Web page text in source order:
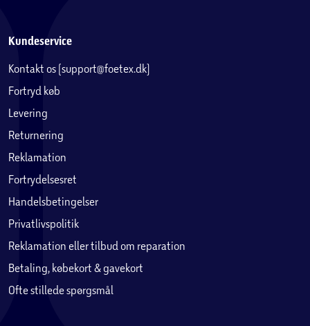
Kundeservice
Kontakt os (support@foetex.dk)
Fortryd køb
Levering
Returnering
Reklamation
Fortrydelsesret
Handelsbetingelser
Privatlivspolitik
Reklamation eller tilbud om reparation
Betaling, købekort & gavekort
Ofte stillede spørgsmål